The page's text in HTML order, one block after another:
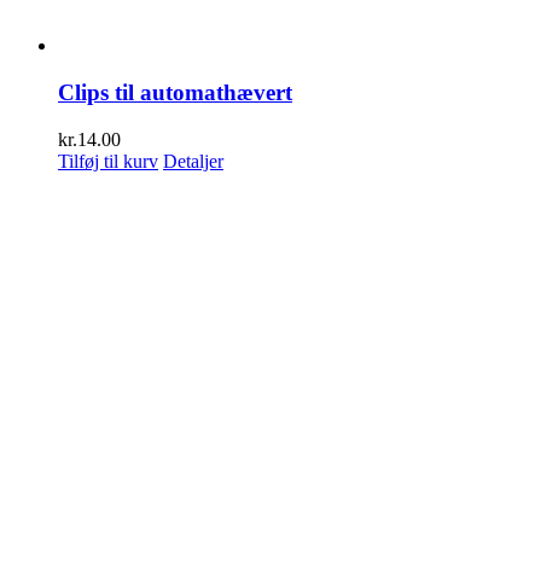
Clips til automathævert
kr.14.00
Tilføj til kurv Detaljer